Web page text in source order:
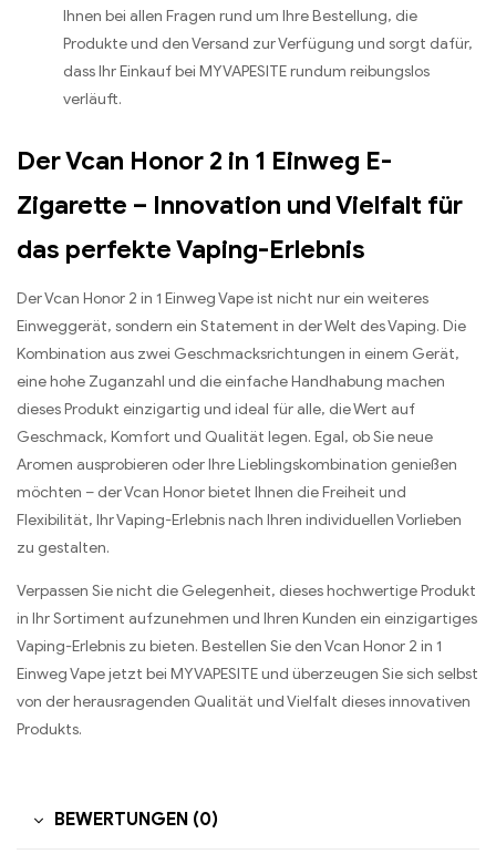
Ihnen bei allen Fragen rund um Ihre Bestellung, die
Produkte und den Versand zur Verfügung und sorgt dafür,
dass Ihr Einkauf bei MYVAPESITE rundum reibungslos
verläuft.
Der Vcan Honor 2 in 1 Einweg E-
Zigarette – Innovation und Vielfalt für
das perfekte Vaping-Erlebnis
Der Vcan Honor 2 in 1 Einweg Vape ist nicht nur ein weiteres
Einweggerät, sondern ein Statement in der Welt des Vaping. Die
Kombination aus zwei Geschmacksrichtungen in einem Gerät,
eine hohe Zuganzahl und die einfache Handhabung machen
dieses Produkt einzigartig und ideal für alle, die Wert auf
Geschmack, Komfort und Qualität legen. Egal, ob Sie neue
Aromen ausprobieren oder Ihre Lieblingskombination genießen
möchten – der Vcan Honor bietet Ihnen die Freiheit und
Flexibilität, Ihr Vaping-Erlebnis nach Ihren individuellen Vorlieben
zu gestalten.
Verpassen Sie nicht die Gelegenheit, dieses hochwertige Produkt
in Ihr Sortiment aufzunehmen und Ihren Kunden ein einzigartiges
Vaping-Erlebnis zu bieten. Bestellen Sie den Vcan Honor 2 in 1
Einweg Vape jetzt bei MYVAPESITE und überzeugen Sie sich selbst
von der herausragenden Qualität und Vielfalt dieses innovativen
Produkts.
BEWERTUNGEN (0)